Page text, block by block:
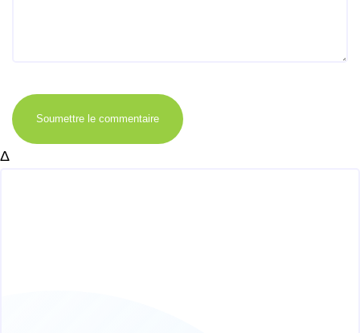
Soumettre le commentaire
Δ